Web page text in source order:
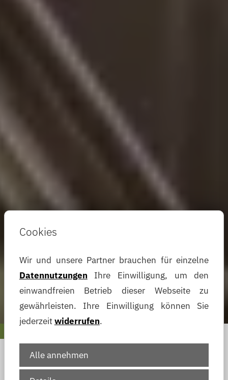
Cookies
Wir und unsere Partner brauchen für einzelne
Datennutzungen Ihre Einwilligung, um den
einwandfreien Betrieb dieser Webseite zu
gewährleisten. Ihre Einwilligung können Sie
jederzeitwiderrufen.
Alle annehmen